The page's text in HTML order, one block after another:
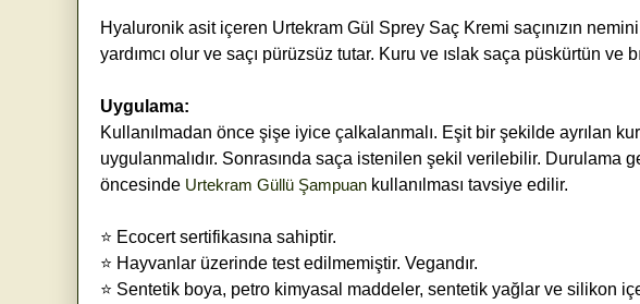
Hyaluronik asit içeren Urtekram Gül Sprey Saç Kremi saçınızın
yardımcı olur ve saçı pürüzsüz tutar. Kuru ve ıslak saça püskürtün ve
Uygulama:
Kullanılmadan önce şişe iyice çalkalanmalı. Eşit bir şekilde ayrılan
uygulanmalıdır. Sonrasında saça istenilen şekil verilebilir. Durulama
öncesinde Urtekram Güllü Şampuan kullanılması tavsiye edilir.
⭐ Ecocert sertifikasına sahiptir.
⭐ Hayvanlar üzerinde test edilmemiştir. Vegandır.
⭐ Sentetik boya, petro kimyasal maddeler, sentetik yağlar ve silikon